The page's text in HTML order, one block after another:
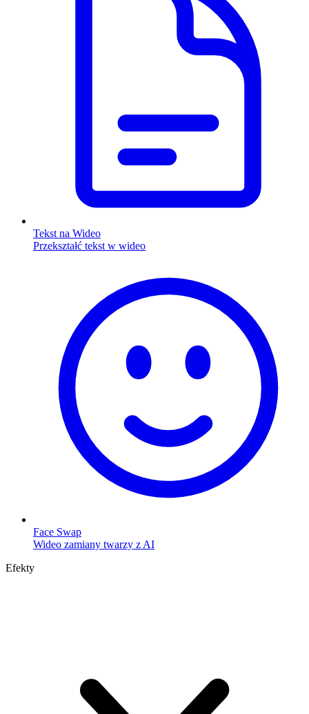
Tekst na Wideo
Przekształć tekst w wideo
Face Swap
Wideo zamiany twarzy z AI
Efekty